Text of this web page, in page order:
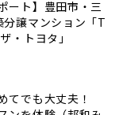
ート】豊田市・三
譲マンション「T
・トヨタ」
てでも大丈夫！